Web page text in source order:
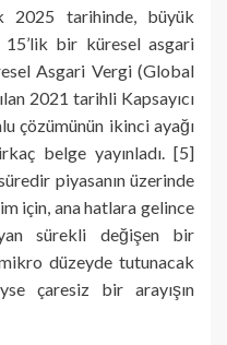
2025 tarihinde, büyük
bir küresel asgari
Asgari Vergi (Global
2021 tarihli Kapsayıcı
çözümünün ikinci ayağı
belge yayınladı. [5]
piyasanın üzerinde
için, ana hatlara gelince
sürekli değişen bir
düzeyde tutunacak
çaresiz bir arayışın